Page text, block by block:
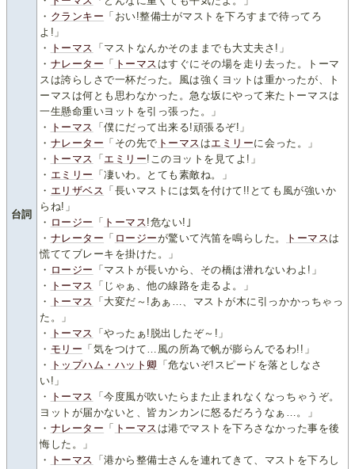
台詞
・ クランキー 「おい!整備士がマストを下ろすまで待ってろ
よ!」
・
トーマス 「マストなんかそのままでも大丈夫さ!」
・ ナレーター 「 トーマス はすぐにその場を走り去った。トーマ
スは誇らしさで一杯だった。風は強くヨットは重かったが、ト
ーマスは何とも思わなかった。急な坂にやって来たトーマスは
一生懸命重いヨットを引っ張った。」
・
トーマス 「僕にだって出来る!頑張るぞ!」
・ ナレーター 「その先で トーマス はエミリーに会った。」
・
トーマス 「 エミリー!このヨットを見てよ!」
・ エミリー 「凄いわ。とても素敵ね。」
・ エリザベス 「長いマストには気を付けて!!とても風が強いか
らね!」
・ ロージー 「 トーマス!危ない!｣
・ ナレーター 「 ロージーが驚いて汽笛を鳴らした。 トーマスは
慌ててブレーキを掛けた。」
・ ロージー 「マストが長いから、その橋は潜れないわよ!」
・
トーマス 「じゃぁ、他の線路を走るよ。」
・
トーマス 「大変だ～!あぁ…、マストが木に引っかかっちゃっ
た。」
・
トーマス 「やったぁ!脱出したぞ～!」
・ モリー 「気をつけて…風の所為で帆が膨らんでるわ!!」
・
トップハム・ハット卿 「危ないぞ!スピードを落としなさ
い!」
・
トーマス 「今度風が吹いたらまた止まれなくなっちゃうぞ。
ヨットが届かないと、皆カンカンに怒るだろうなぁ…。」
・ ナレーター 「 トーマス は港でマストを下ろさなかった事を後
悔した。」
・
トーマス 「港から整備士さんを連れてきて、マストを下ろし